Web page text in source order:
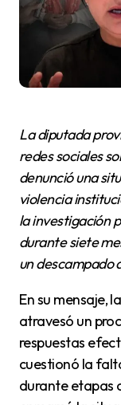
La diputada provincial Pía Cavana se pronunció en sus
redes sociales
denunció una
violencia
la investigación
durante siete
un descampado
En su mensaje, la legisladora sostuvo que la familia
atravesó un
respuestas
cuestionó la
durante etapas